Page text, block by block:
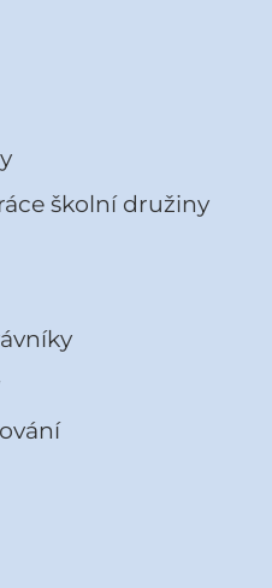
školní družiny